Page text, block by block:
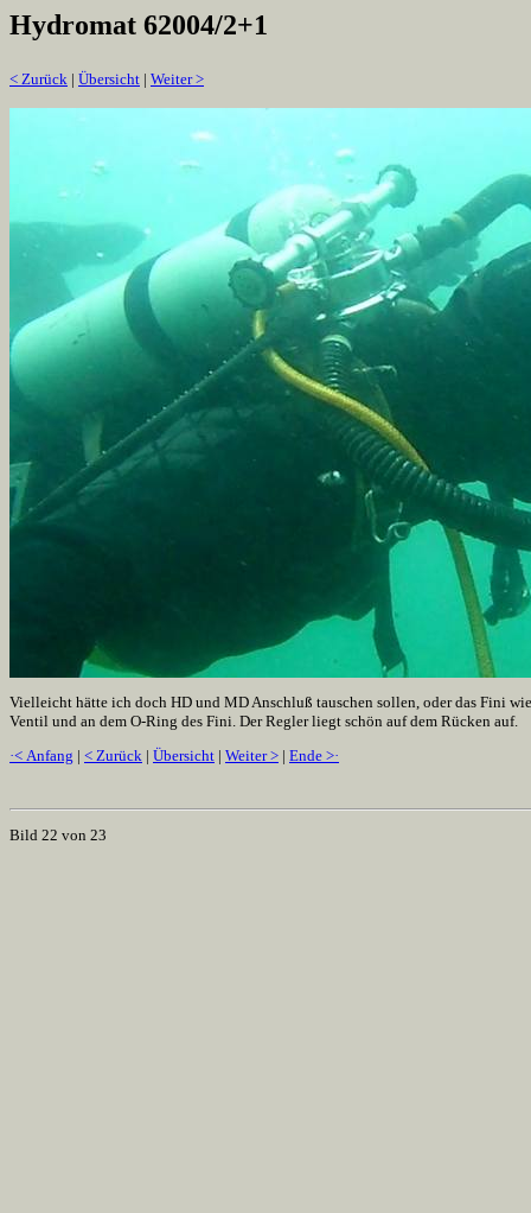
Hydromat 62004/2+1
< Zurück | Übersicht | Weiter >
Vielleicht hätte ich doch HD und MD Anschluß tauschen sollen, oder das Fini
Ventil und an dem O-Ring des Fini. Der Regler liegt schön auf dem Rücken auf.
·< Anfang | < Zurück | Übersicht | Weiter > | Ende >·
Bild 22 von 23